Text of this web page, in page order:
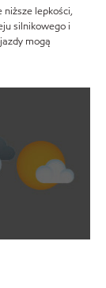
niższe lepkości,
silnikowego i
mogą